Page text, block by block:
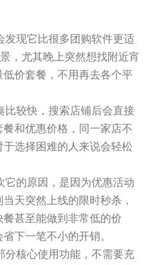
发现它比很多团购软件更适
，尤其晚上突然想找附近宵
价套餐，不用再去各个平
比较快，搜索店铺后会直接
和优惠价格，同一家店不
选择困难的人来说会轻松
它的原因，是因为优惠活动
天突然上线的限时秒杀，
甚至能做到非常低的价
下一笔不小的开销。
分核心使用功能，不需要充